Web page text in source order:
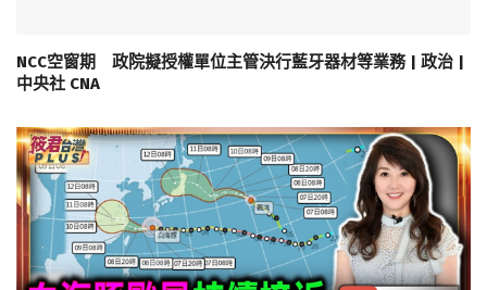
NCC空窗期 政院擬授權單位主管決行藍牙器材等業務 | 政治 |
中央社 CNA